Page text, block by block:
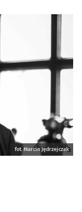
fot. Marcin Jędrzejczak